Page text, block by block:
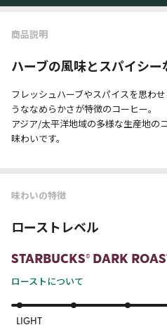
商品説明
ハーブの風味とスパイシー
フレッシュハーブやスパイスを思わ
うななめらかさが特徴のコーヒー。
アジア/太平洋地域の多様な生産地の
味わいです。
味わいの特徴
ローストレベル
STARBUCKS® DARK
ローストについて
LIGHT